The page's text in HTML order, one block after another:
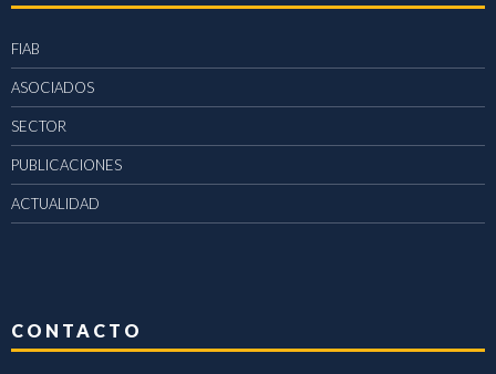
FIAB
ASOCIADOS
SECTOR
PUBLICACIONES
ACTUALIDAD
CONTACTO